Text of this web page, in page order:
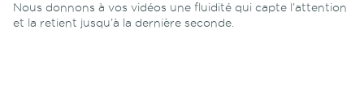
Nous donnons à vos vidéos une fluidité qui capte l’attention
et la retient jusqu’à la dernière seconde.